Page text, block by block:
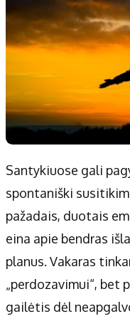
Santykiuose gali
spontaniški
pažadais, duotais
eina apie bendras
planus. Vakaras
„perdozavimui“, bet
gailėtis dėl